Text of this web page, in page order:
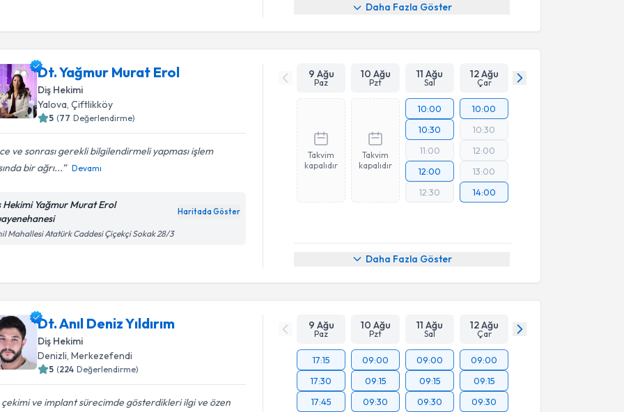
Daha Fazla Göster
Dt. Yağmur Murat Erol
Diş Hekimi
Yalova , Çiftlikköy
5 (77 Değerlendirme)
ve sonrası gerekli bilgilendirmeli yapması işlem
bir ağrı...
Devamı
Hekimi Yağmur Murat Erol
Haritada Göster
Mahallesi Atatürk Caddesi Çiçekçi Sokak 28/3
9 Ağu
Paz
10 Ağu
Pzt
11 Ağu
Sal
12 Ağu
Çar
Takvim
kapalıdır
Takvim
kapalıdır
10:00
10:30
11:00
12:00
12:30
10:00
10:30
12:00
13:00
14:00
Daha Fazla Göster
Dt. Anıl Deniz Yıldırım
Diş Hekimi
Denizli, Merkezefendi
5 (224 Değerlendirme)
çekimi ve implant sürecimde gösterdikleri ilgi ve özen
9 Ağu
Paz
10 Ağu
Pzt
11 Ağu
Sal
12 Ağu
Çar
17:15
17:30
17:45
09:00
09:15
09:30
09:00
09:15
09:30
09:00
09:15
09:30